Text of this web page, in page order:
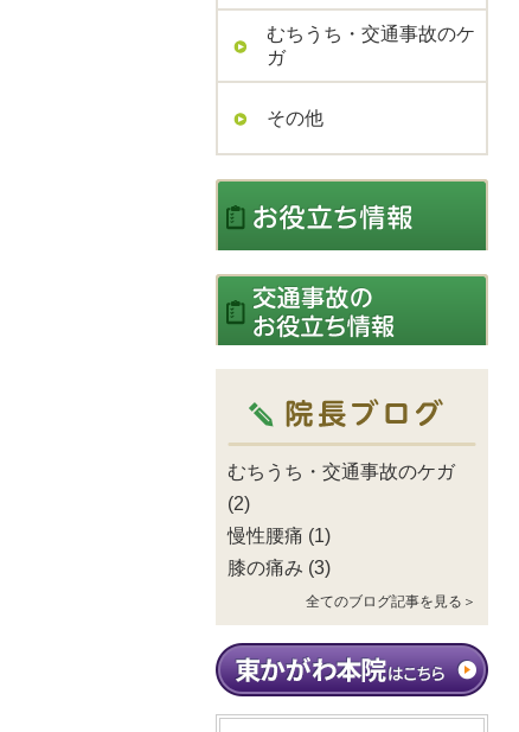
むちうち・交通事故のケ
ガ
その他
むちうち・交通事故のケガ
(2)
慢性腰痛 (1)
膝の痛み (3)
全てのブログ記事を見る＞